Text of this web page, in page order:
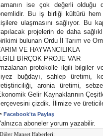
ise çok değerli olduğu
Bu iş birliği kültürü
ulaşmasını sağlıyor. Bu
projelerin de daha
bulunan Ordu İl Tarım ve
VE HAYVANCILIKLA
İLGİLİ BİRÇOK PROJE VAR
protokolle ilgili bilgiler
buğdayı, sahlep üretimi,
aronia üretimi,
Gelir Kaynaklarının
çizdik. İlimize ve
Facebook'ta Paylaş
aboneler yorum yazabilir.
Diğer Manşet Haberleri: